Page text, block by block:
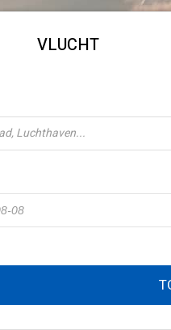
VLUCHT
Luchthaven...